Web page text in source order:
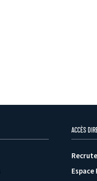
ACCÈS
Espace